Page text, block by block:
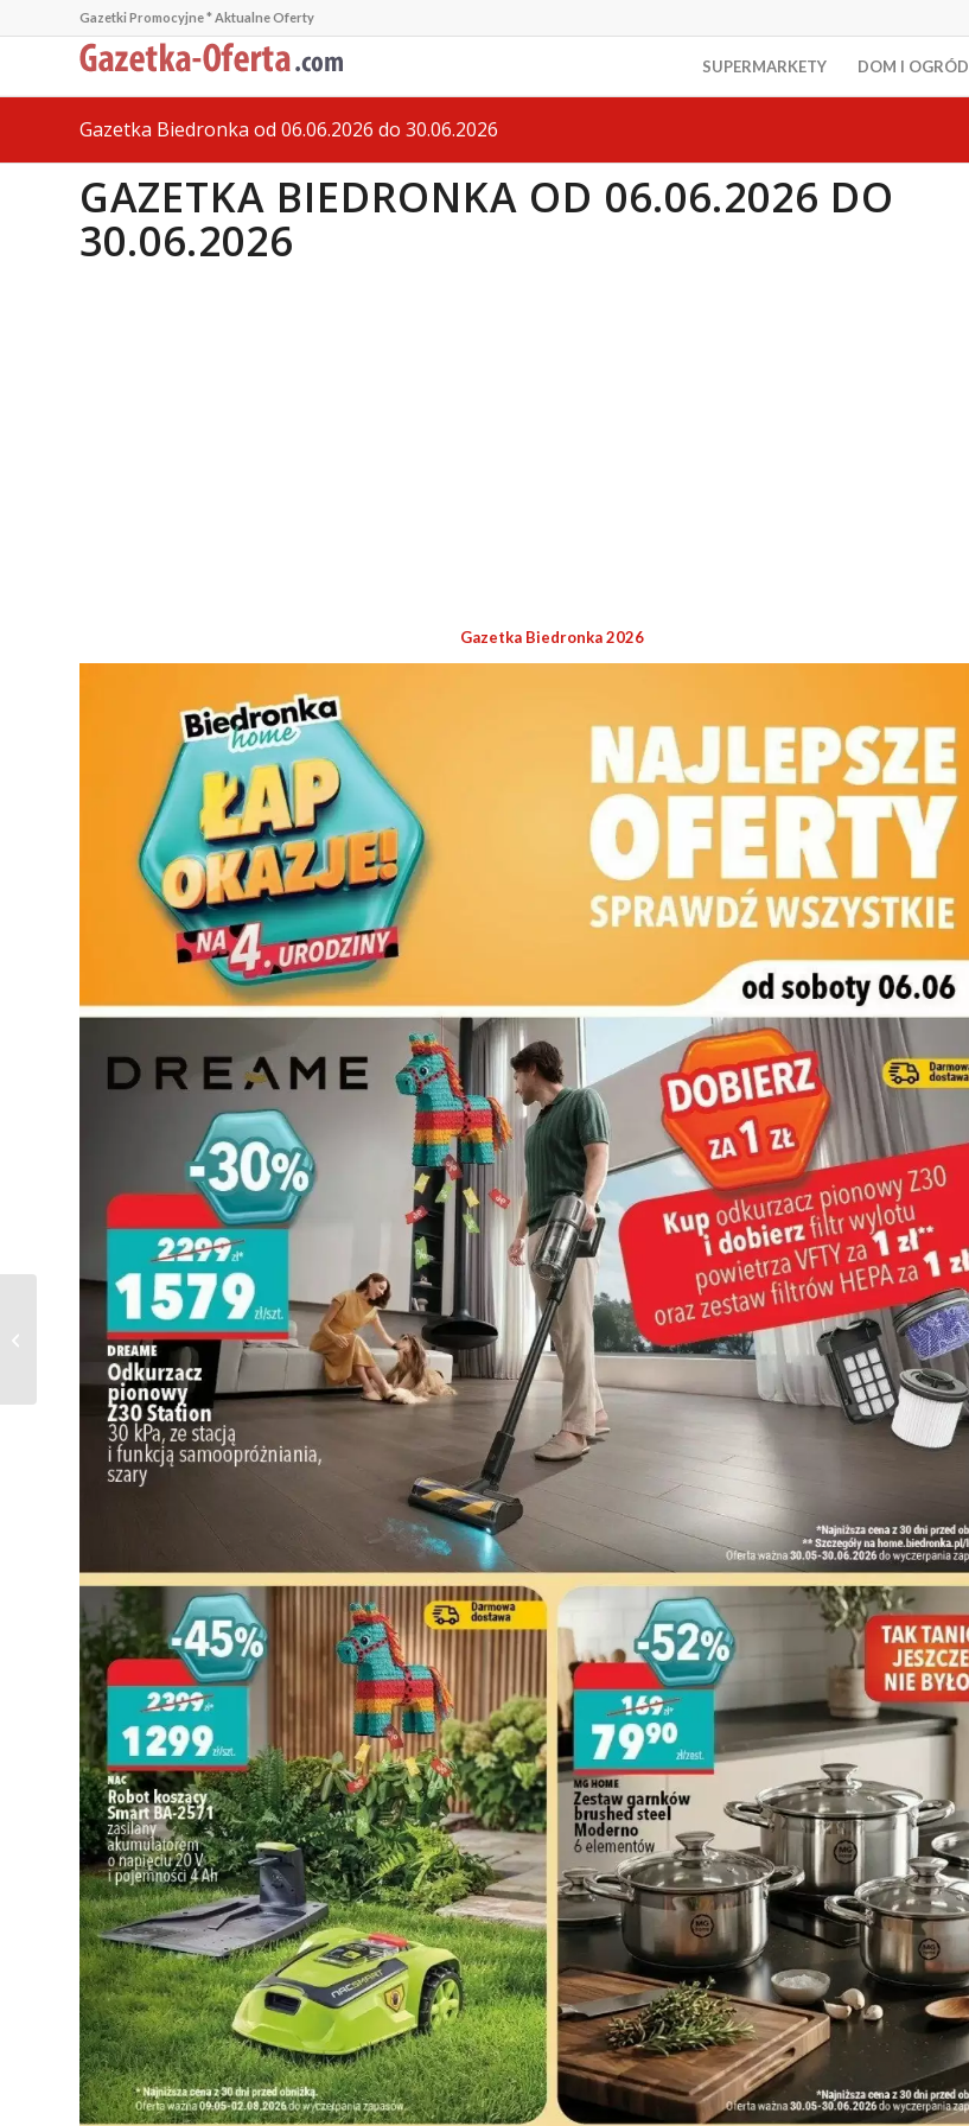
Gazetki Promocyjne * Aktualne Oferty
SUPERMARKETY DOM I OGRÓD
Gazetka Biedronka od 06.06.2026 do 30.06.2026
GAZETKA BIEDRONKA OD 06.06.2026 DO
30.06.2026
Gazetka Biedronka 2026
Gazetka Carrefour od
08.06.2026 do
13.06.2026